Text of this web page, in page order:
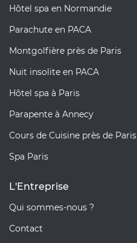
Hôtel spa en Normandie
Parachute en PACA
Montgolfière près de Paris
Nuit insolite en PACA
Hôtel spa à Paris
Parapente à Annecy
Cours de Cuisine près de Paris
Spa Paris
L'Entreprise
Qui sommes-nous ?
Contact